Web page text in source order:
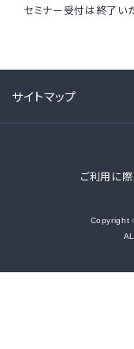
セミナー受付は終了い
サイトマップ
ご利用に際
Copyright